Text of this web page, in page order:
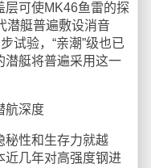
层可使MK46鱼雷的探
潜艇普遍敷设消音
试验，“亲潮”级也已
潜艇将普遍采用这一
深度
性和生存力就越
近几年对高强度钢进